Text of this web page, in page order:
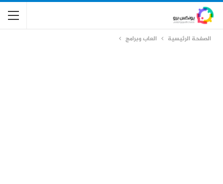
الصفحة الرئيسية العاب وبرامج